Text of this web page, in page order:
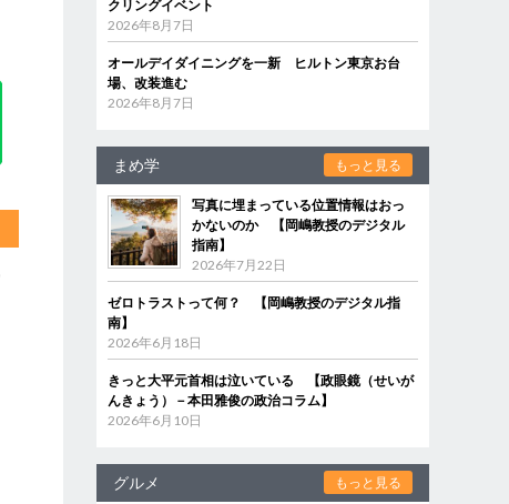
クリングイベント
2026年8月7日
オールデイダイニングを一新 ヒルトン東京お台
場、改装進む
2026年8月7日
まめ学 もっと見る
写真に埋まっている位置情報はおっ
かないのか 【岡嶋教授のデジタル
指南】
2026年7月22日
ゼロトラストって何？ 【岡嶋教授のデジタル指
南】
2026年6月18日
きっと大平元首相は泣いている 【政眼鏡（せいが
んきょう）－本田雅俊の政治コラム】
2026年6月10日
グルメ もっと見る